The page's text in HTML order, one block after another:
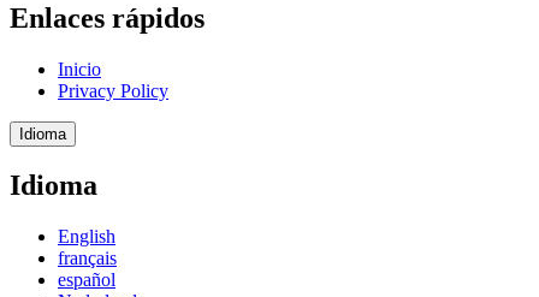
Enlaces rápidos
Inicio
Privacy Policy
Idioma
Idioma
English
français
español